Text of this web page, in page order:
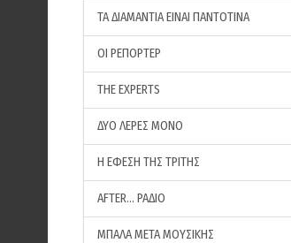
ΤΑ ΔΙΑΜΑΝΤΙΑ ΕΙΝΑΙ ΠΑΝΤΟΤΙΝΑ
ΟΙ ΡΕΠΟΡΤΕΡ
THE EXPERTS
ΔΥΟ ΛΕΡΕΣ ΜΟΝΟ
Η ΕΦΕΣΗ ΤΗΣ ΤΡΙΤΗΣ
AFTER… ΡΑΔΙΟ
ΜΠΑΛΑ ΜΕΤΑ ΜΟΥΣΙΚΗΣ